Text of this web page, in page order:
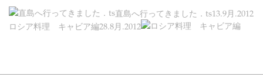
直島へ行ってきました．ts13.9月.2012
ロシア料理 キャビア編28.8月.2012